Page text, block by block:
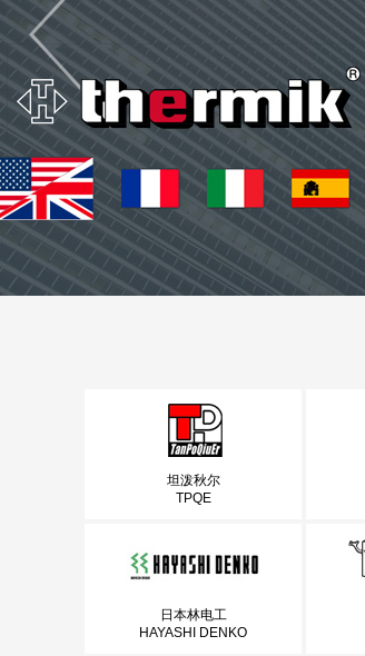
坦泼秋尔
TPQE
日本林电工
HAYASHI DENKO